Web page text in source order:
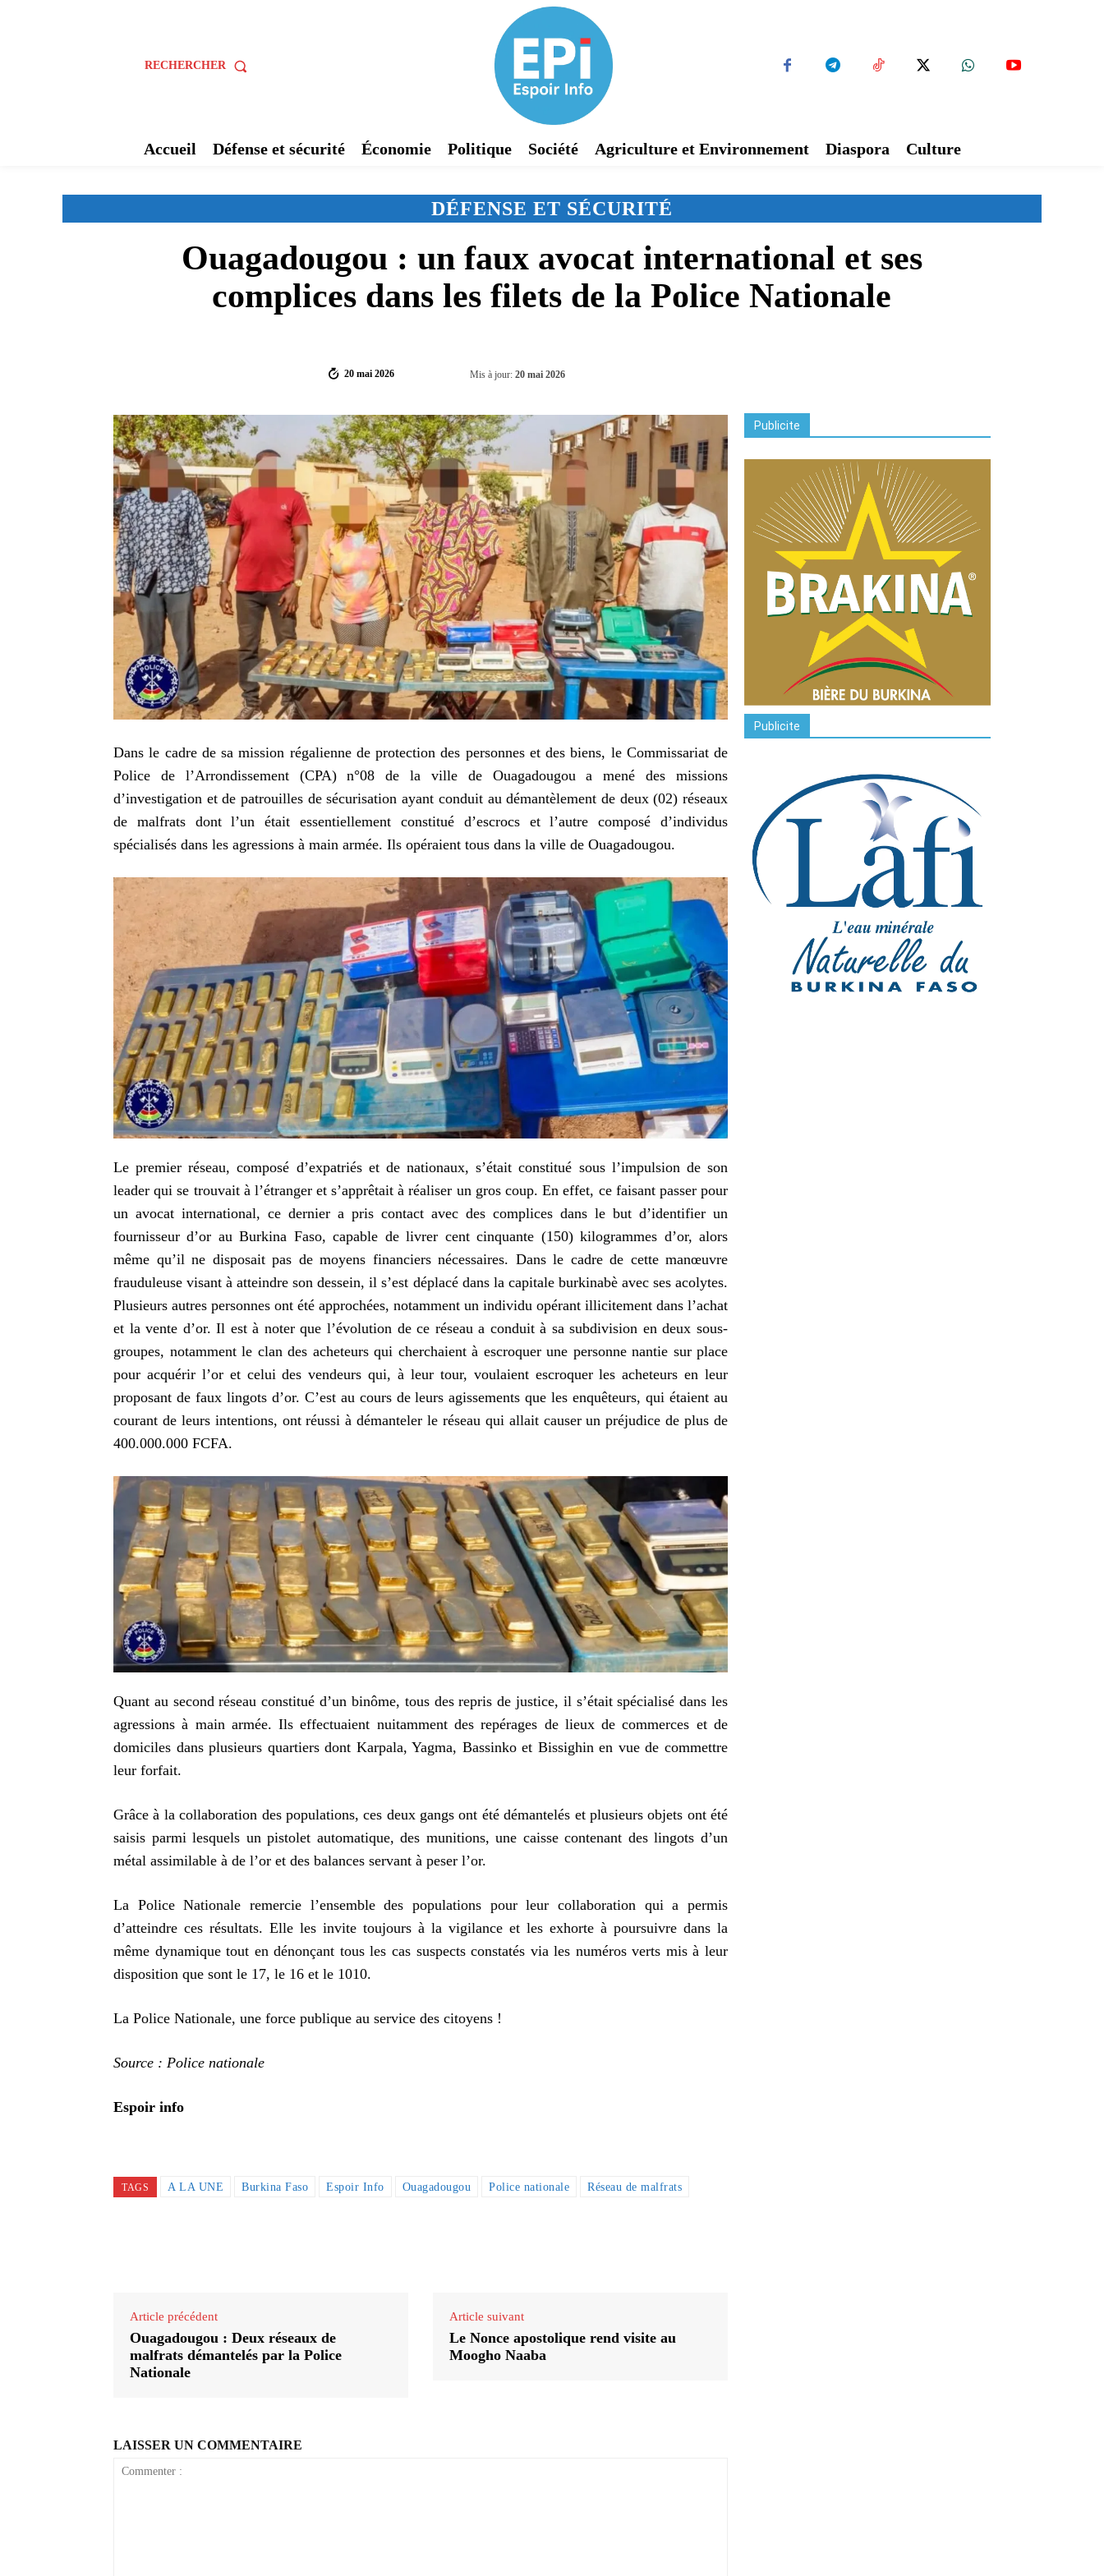
RECHERCHER
Accueil Défense et sécurité Économie Politique Société Agriculture et Environnement Diaspora Culture
DÉFENSE ET SÉCURITÉ
Ouagadougou : un faux avocat international et ses
complices dans les filets de la Police Nationale
20 mai 2026 Mis à jour: 20 mai 2026
Dans le cadre de sa mission régalienne de protection des personnes et des biens, le Commissariat de
Police de l’Arrondissement (CPA) n°08 de la ville de Ouagadougou a mené des missions
d’investigation et de patrouilles de sécurisation ayant conduit au démantèlement de deux (02) réseaux
de malfrats dont l’un était essentiellement constitué d’escrocs et l’autre composé d’individus
spécialisés dans les agressions à main armée. Ils opéraient tous dans la ville de Ouagadougou.
Le premier réseau, composé d’expatriés et de nationaux, s’était constitué sous l’impulsion de son
leader qui se trouvait à l’étranger et s’apprêtait à réaliser un gros coup. En effet, ce faisant passer pour
un avocat international, ce dernier a pris contact avec des complices dans le but d’identifier un
fournisseur d’or au Burkina Faso, capable de livrer cent cinquante (150) kilogrammes d’or, alors
même qu’il ne disposait pas de moyens financiers nécessaires. Dans le cadre de cette manœuvre
frauduleuse visant à atteindre son dessein, il s’est déplacé dans la capitale burkinabè avec ses acolytes.
Plusieurs autres personnes ont été approchées, notamment un individu opérant illicitement dans l’achat
et la vente d’or. Il est à noter que l’évolution de ce réseau a conduit à sa subdivision en deux sous-
groupes, notamment le clan des acheteurs qui cherchaient à escroquer une personne nantie sur place
pour acquérir l’or et celui des vendeurs qui, à leur tour, voulaient escroquer les acheteurs en leur
proposant de faux lingots d’or. C’est au cours de leurs agissements que les enquêteurs, qui étaient au
courant de leurs intentions, ont réussi à démanteler le réseau qui allait causer un préjudice de plus de
400.000.000 FCFA.
Quant au second réseau constitué d’un binôme, tous des repris de justice, il s’était spécialisé dans les
agressions à main armée. Ils effectuaient nuitamment des repérages de lieux de commerces et de
domiciles dans plusieurs quartiers dont Karpala, Yagma, Bassinko et Bissighin en vue de commettre
leur forfait.
Grâce à la collaboration des populations, ces deux gangs ont été démantelés et plusieurs objets ont été
saisis parmi lesquels un pistolet automatique, des munitions, une caisse contenant des lingots d’un
métal assimilable à de l’or et des balances servant à peser l’or.
La Police Nationale remercie l’ensemble des populations pour leur collaboration qui a permis
d’atteindre ces résultats. Elle les invite toujours à la vigilance et les exhorte à poursuivre dans la
même dynamique tout en dénonçant tous les cas suspects constatés via les numéros verts mis à leur
disposition que sont le 17, le 16 et le 1010.
La Police Nationale, une force publique au service des citoyens !
Source : Police nationale
Espoir info
TAGS A LA UNE Burkina Faso Espoir Info Ouagadougou Police nationale Réseau de malfrats
Article précédent
Ouagadougou : Deux réseaux de
malfrats démantelés par la Police
Nationale
Article suivant
Le Nonce apostolique rend visite au
Moogho Naaba
LAISSER UN COMMENTAIRE
Publicite
Publicite